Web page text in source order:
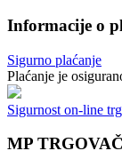
Informacije o
Sigurno plaćanje
Plaćanje je
Sigurnost on-line
MP